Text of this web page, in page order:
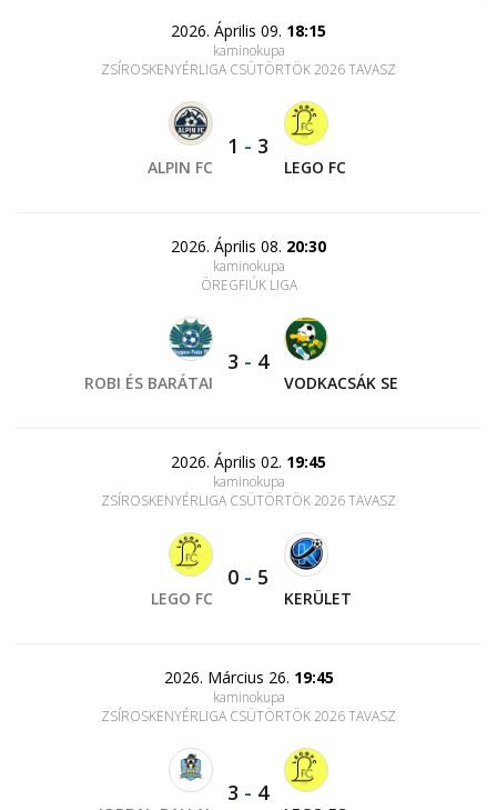
2026. Április 09. 18:15
kaminokupa
ZSÍROSKENYÉRLIGA CSÜTÖRTÖK 2026 TAVASZ
ALPIN FC
1 - 3
LEGO FC
2026. Április 08. 20:30
kaminokupa
ÖREGFIÚK LIGA
ROBI ÉS BARÁTAI
3 - 4
VODKACSÁK SE
2026. Április 02. 19:45
kaminokupa
ZSÍROSKENYÉRLIGA CSÜTÖRTÖK 2026 TAVASZ
LEGO FC
0 - 5
KERÜLET
2026. Március 26. 19:45
kaminokupa
ZSÍROSKENYÉRLIGA CSÜTÖRTÖK 2026 TAVASZ
3 - 4